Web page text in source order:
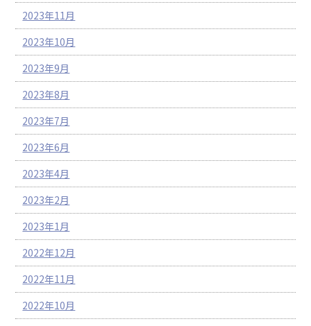
2023年11月
2023年10月
2023年9月
2023年8月
2023年7月
2023年6月
2023年4月
2023年2月
2023年1月
2022年12月
2022年11月
2022年10月